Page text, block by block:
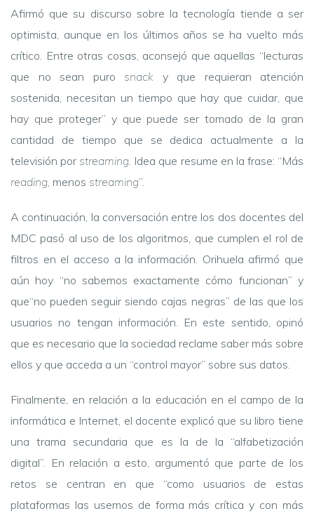
Afirmó que su discurso sobre la tecnología tiende a ser
optimista, aunque en los últimos años se ha vuelto más
crítico. Entre otras cosas, aconsejó que aquellas “lecturas
que no sean puro snack y que requieran atención
sostenida, necesitan un tiempo que hay que cuidar, que
hay que proteger” y que puede ser tomado de la gran
cantidad de tiempo que se dedica actualmente a la
televisión por streaming. Idea que resume en la frase: “Más
reading, menos streaming”.
A continuación, la conversación entre los dos docentes del
MDC pasó al uso de los algoritmos, que cumplen el rol de
filtros en el acceso a la información. Orihuela afirmó que
aún hoy “no sabemos exactamente cómo funcionan” y
que“no pueden seguir siendo cajas negras” de las que los
usuarios no tengan información. En este sentido, opinó
que es necesario que la sociedad reclame saber más sobre
ellos y que acceda a un “control mayor” sobre sus datos.
Finalmente, en relación a la educación en el campo de la
informática e Internet, el docente explicó que su libro tiene
una trama secundaria que es la de la “alfabetización
digital”. En relación a esto, argumentó que parte de los
retos se centran en que “como usuarios de estas
plataformas las usemos de forma más crítica y con más